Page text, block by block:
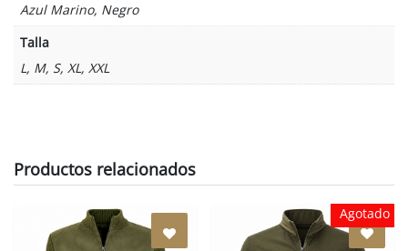
Azul Marino, Negro
Talla
L, M, S, XL, XXL
Productos relacionados
Agotado